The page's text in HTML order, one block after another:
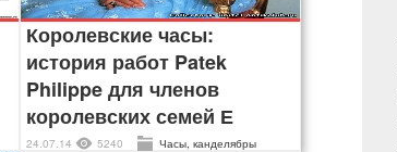
Королевские часы:
история работ Patek
Philippe для членов
королевских семей Е
24.07.14 5240 Часы, канделябры